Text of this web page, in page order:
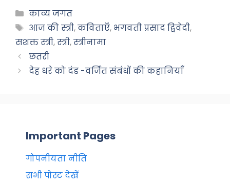
c
e
b
o
o
a
ts
A
p
p
gr
a
m
e
Categories
काव्य जगत
Tags
आज की स्त्री,कविताएँ, भगवती प्रसाद द्विवेदी,
सशक्त स्त्री,स्त्री,स्त्रीनामा
छतरी
देह धरे को दंड -वर्जित संबंधों की कहानियाँ
Important Pages
गोपनीयता नीति
सभी पोस्ट देखें